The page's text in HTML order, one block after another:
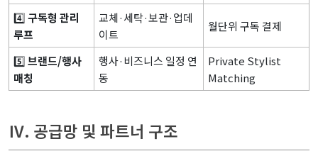
4️⃣구독형 관리
루프
교체·세탁·보관·업데
이트
월단위 구독 결제
5️⃣브랜드/행사
매칭
행사·비즈니스 일정 연
동
Private Stylist
Matching
Ⅳ. 공급망 및 파트너 구조